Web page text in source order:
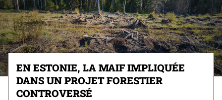
EN ESTONIE, LA MAIF IMPLIQUÉE
DANS UN PROJET FORESTIER
CONTROVERSÉ